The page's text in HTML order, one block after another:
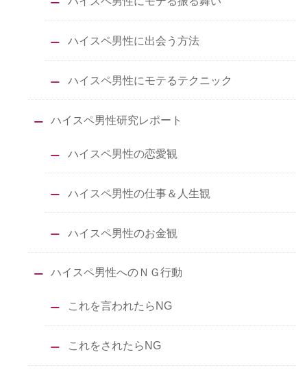
ハイスペ男性に出会う方法
ハイスペ男性にモテるテクニック
ハイスペ男性研究レポート
ハイスペ男性の恋愛観
ハイスペ男性の仕事＆人生観
ハイスペ男性のお金観
ハイスペ男性へのＮＧ行動
これを言われたらNG
これをされたらNG